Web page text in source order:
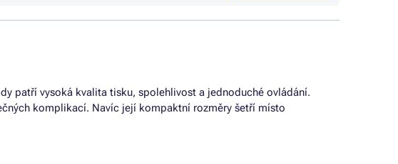
patří vysoká kvalita tisku, spolehlivost a jednoduché ovládání.
komplikací. Navíc její kompaktní rozměry šetří místo